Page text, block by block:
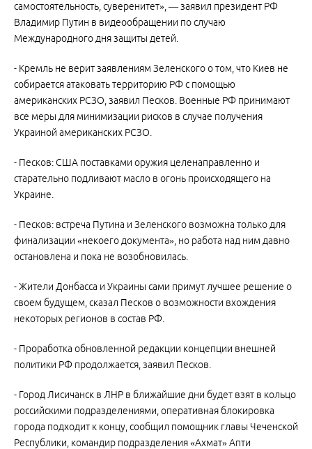
самостоятельность, суверенитет», — заявил президент РФ
Владимир Путин в видеообращении по случаю
Международного дня защиты детей.
- Кремль не верит заявлениям Зеленского о том, что Киев не
собирается атаковать территорию РФ с помощью
американских РСЗО, заявил Песков. Военные РФ принимают
все меры для минимизации рисков в случае получения
Украиной американских РСЗО.
- Песков: США поставками оружия целенаправленно и
старательно подливают масло в огонь происходящего на
Украине.
- Песков: встреча Путина и Зеленского возможна только для
финализации «некоего документа», но работа над ним давно
остановлена и пока не возобновилась.
- Жители Донбасса и Украины сами примут лучшее решение о
своем будущем, сказал Песков о возможности вхождения
некоторых регионов в состав РФ.
- Проработка обновленной редакции концепции внешней
политики РФ продолжается, заявил Песков.
- Город Лисичанск в ЛНР в ближайшие дни будет взят в кольцо
российскими подразделениями, оперативная блокировка
города подходит к концу, сообщил помощник главы Чеченской
Республики, командир подразделения «Ахмат» Апти